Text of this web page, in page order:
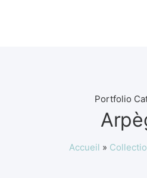
Portfolio
Accueil »